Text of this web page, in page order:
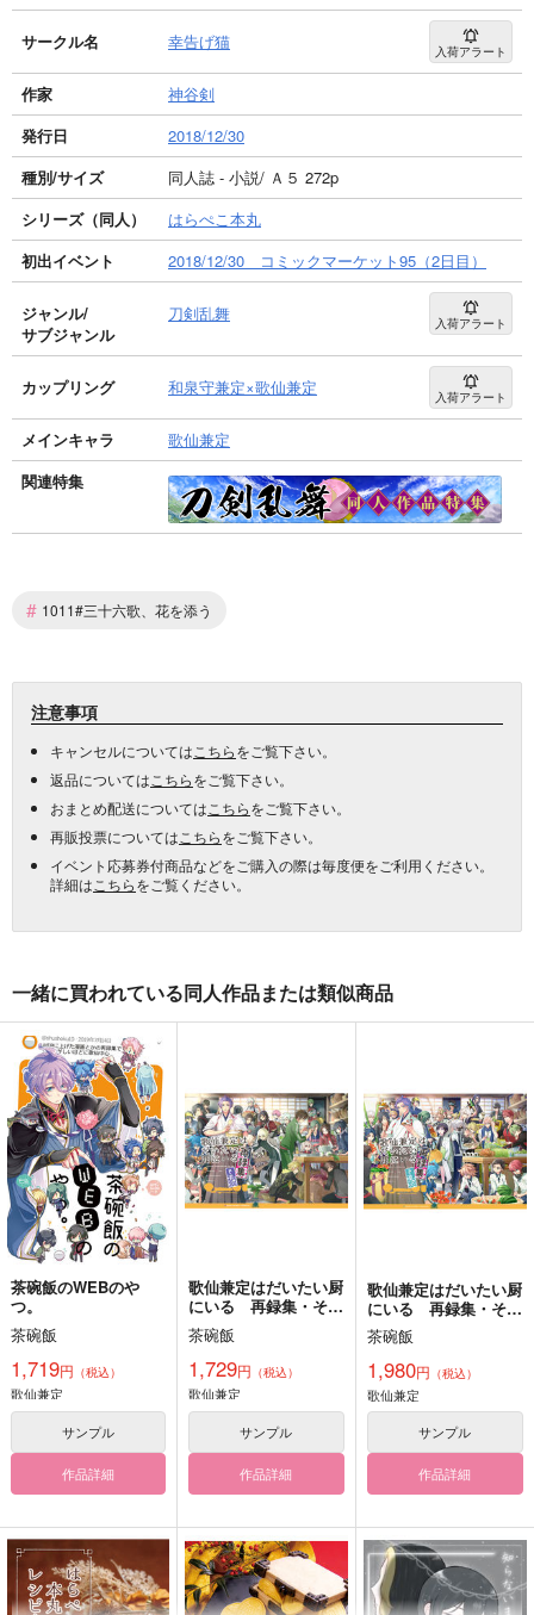
サークル名 幸告げ猫 入荷アラート
作家
神谷剣
発行日
2018/12/30
種別/サイズ
同人誌 - 小説/ Ａ５ 272p
シリーズ（同人）
はらぺこ本丸
初出イベント
2018/12/30 コミックマーケット95（2日目）
ジャンル/
サブジャンル
刀剣乱舞 入荷アラート
カップリング 和泉守兼定×歌仙兼定 入荷アラート
メインキャラ
歌仙兼定
関連特集
# 1011#三十六歌、花を添う
注意事項
キャンセルについては こちらをご覧下さい。
返品については こちらをご覧下さい。
おまとめ配送については こちらをご覧下さい。
再販投票については こちらをご覧下さい。
イベント応募券付商品などをご購入の際は毎度便をご利用ください。
詳細は こちらをご覧ください。
一緒に買われている同人作品または類似商品
茶碗飯のWEBのや
つ。
茶碗飯
1,719円 （税込）
歌仙兼定
サンプル
作品詳細
歌仙兼定はだいたい厨
にいる 再録集・その
1
茶碗飯
1,729円 （税込）
歌仙兼定
サンプル
作品詳細
歌仙兼定はだいたい厨
にいる 再録集・その
2
茶碗飯
1,980円 （税込）
歌仙兼定
サンプル
作品詳細